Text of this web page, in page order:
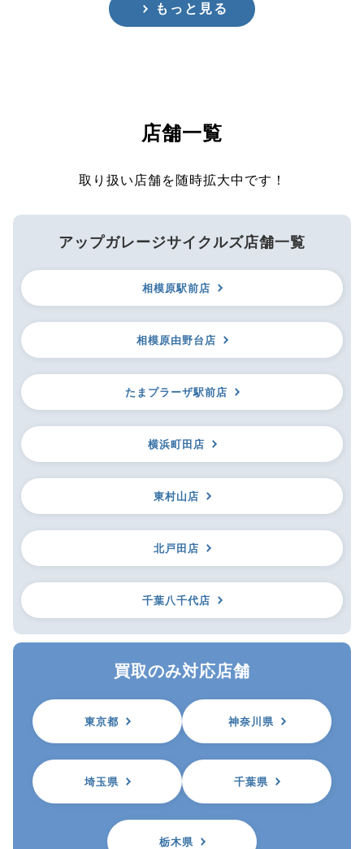
もっと見る
店舗一覧
取り扱い店舗を随時拡大中です！
アップガレージサイクルズ店舗一覧
相模原駅前店
相模原由野台店
たまプラーザ駅前店
横浜町田店
東村山店
北戸田店
千葉八千代店
買取のみ対応店舗
東京都 神奈川県
埼玉県 千葉県
栃木県